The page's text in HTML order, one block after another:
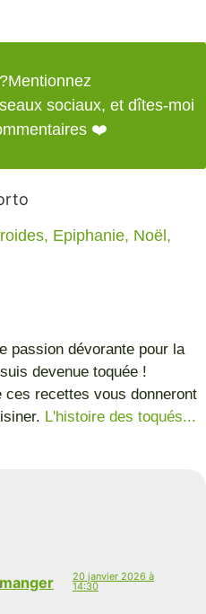
Mentionnez
sociaux, et dîtes-moi
❤️
, Epiphanie, Noël ,
passion dévorante pour la
devenue toquée !
ces recettes vous donneront
L'histoire des toqués...
20 janvier 2026 à
14:30